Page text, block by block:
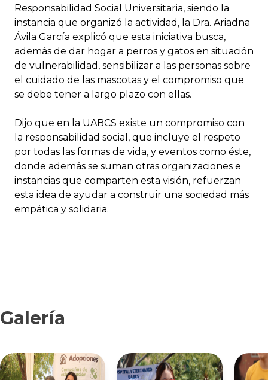
Responsabilidad Social Universitaria, siendo la
instancia que organizó la actividad, la Dra. Ariadna
Ávila García explicó que esta iniciativa busca,
además de dar hogar a perros y gatos en situación
de vulnerabilidad, sensibilizar a las personas sobre
el cuidado de las mascotas y el compromiso que
se debe tener a largo plazo con ellas.
Dijo que en la UABCS existe un compromiso con
la responsabilidad social, que incluye el respeto
por todas las formas de vida, y eventos como éste,
donde además se suman otras organizaciones e
instancias que comparten esta visión, refuerzan
esta idea de ayudar a construir una sociedad más
empática y solidaria.
Galería